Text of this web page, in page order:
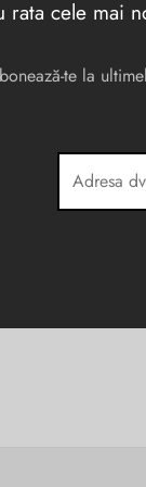
rata cele mai
te la
Prețul